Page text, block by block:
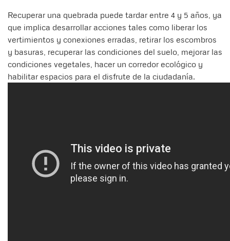
Recuperar una quebrada puede tardar entre 4 y 5 años, ya
que implica desarrollar acciones tales como liberar los
vertimientos y conexiones erradas, retirar los escombros
y basuras, recuperar las condiciones del suelo, mejorar las
condiciones vegetales, hacer un corredor ecológico y
habilitar espacios para el disfrute de la ciudadanía.